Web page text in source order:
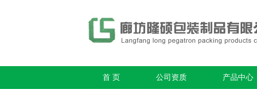
首 页 公司资质 产品中心